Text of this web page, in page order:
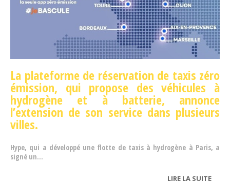
La plateforme de réservation de taxis zéro
émission, qui propose des véhicules à
hydrogène et à batterie, annonce
l’extension de son service dans plusieurs
villes.
Hype, qui a développé une flotte de taxis à hydrogène à Paris, a
signé un...
LIRE LA SUITEDE